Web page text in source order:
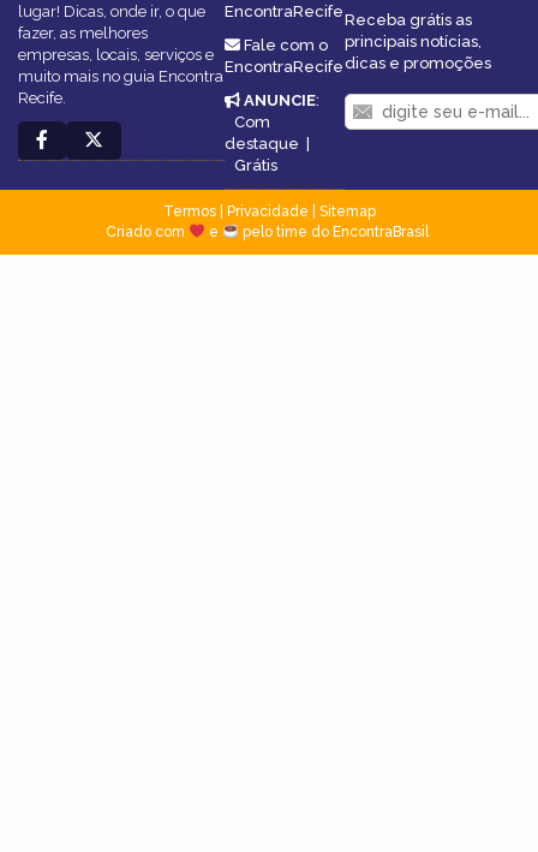
lugar! Dicas, onde ir, o que
fazer, as melhores
empresas, locais, serviços e
muito mais no guia Encontra
Recife.
EncontraRecife
Fale com o
EncontraRecife
ANUNCIE:
Com
destaque |
Grátis
Receba grátis as
principais notícias,
dicas e promoções
Termos| Privacidade
Sitemap
Criado com
e pelo time do EncontraBrasil